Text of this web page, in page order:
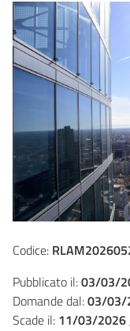
Codice:
Pubblicato il:03/03/
Domande dal:03/03/
Scade il: 11/03/2026